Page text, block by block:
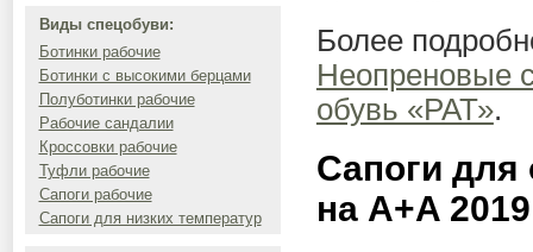
Виды спецобуви:
Ботинки рабочие
Ботинки с высокими берцами
Полуботинки рабочие
Рабочие сандалии
Кроссовки рабочие
Туфли рабочие
Сапоги рабочие
Сапоги для низких температур
Более
Неопреновые
обувь «РАТ».
Сапоги для
на A+A 2019